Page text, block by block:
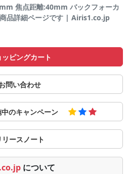
焦点距離:40mm バックフォーカ
品詳細ページです | Airis1.co.jp
ッピングカート
問い合わせ
のキャンペーン
リースノート
について